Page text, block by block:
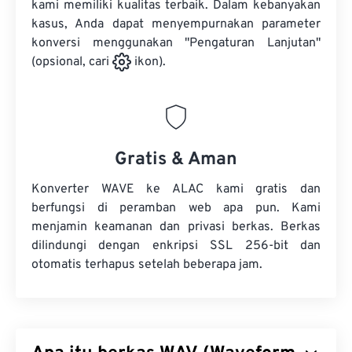
kami memiliki kualitas terbaik. Dalam kebanyakan
kasus, Anda dapat menyempurnakan parameter
konversi menggunakan "Pengaturan Lanjutan"
(opsional, cari
ikon).
Gratis & Aman
Konverter WAVE ke ALAC kami gratis dan
berfungsi di peramban web apa pun. Kami
menjamin keamanan dan privasi berkas. Berkas
dilindungi dengan enkripsi SSL 256-bit dan
otomatis terhapus setelah beberapa jam.